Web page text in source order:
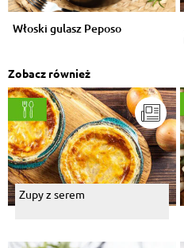
Włoski gulasz Peposo
Zobacz również
Zupy z serem